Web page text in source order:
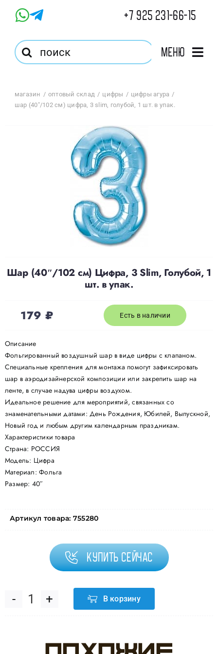
+7 925 231-66-15
Результат
поиска:
Меню
Магазин
Оптовый Магазин
О нас
Политика конфиденциальности
магазин оптовый склад цифры
цифры агура
шар (40″/102 см) цифра, 3 slim, голубой, 1 шт. в упак.
Шар (40″/102 см) Цифра, 3 Slim, Голубой, 1
шт. в упак.
179 ₽ Есть в наличии
Описание
Фольгированный воздушный шар в виде цифры с клапаном.
Специальные крепления для монтажа помогут зафиксировать
шар в аэродизайнерской композиции или закрепить шар на
ленте, в случае надува цифры воздухом.
Идеальное решение для мероприятий, связанных со
знаменательными датами: День Рождения, Юбилей, Выпускной,
Новый год и любым другим календарным праздникам.
Характеристики товара
Страна: РОССИЯ
Модель: Цифра
Материал: Фольга
Размер: 40″
Артикул товара: 755280
Купить сейчас
Количество
В корзину